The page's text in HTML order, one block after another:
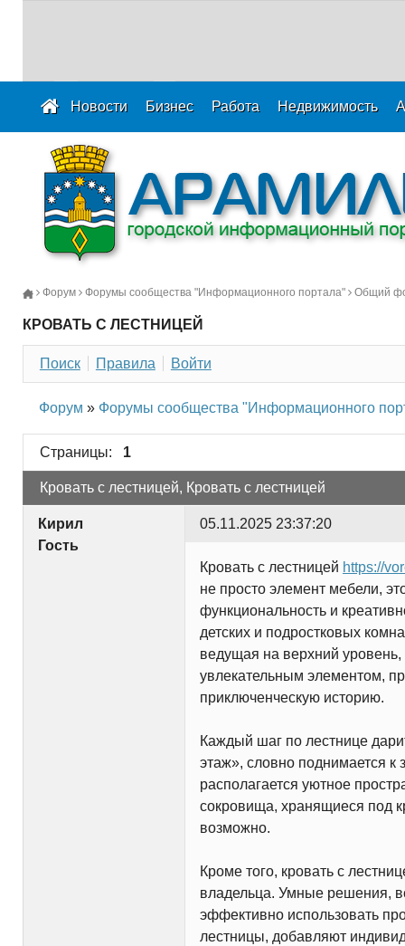
Новости Бизнес Работа Недвижимость
Форум Форумы сообщества "Информационного портала" Общий
КРОВАТЬ С ЛЕСТНИЦЕЙ
Поиск Правила Войти
Форум » Форумы сообщества "Информационного
Страницы: 1
Кровать с лестницей, Кровать с лестницей
Кирил
Гость
05.11.2025 23:37:20
Кровать с лестницей https://
не просто элемент мебели,
функциональность и
детских и подростковых
ведущая на верхний уровень,
увлекательным элементом,
приключенческую историю.
Каждый шаг по лестнице
этаж», словно поднимается к
располагается уютное
сокровища, хранящиеся под
возможно.
Кроме того, кровать с
владельца. Умные решения,
эффективно использовать
лестницы, добавляют